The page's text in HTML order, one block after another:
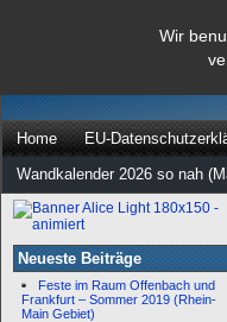
Wir
dann
Home EU-
Wandkalender 2026 so nah
Neueste Beiträge
Feste im Raum Offenbach und
Frankfurt – Sommer 2019 (Rhein-
Main Gebiet)